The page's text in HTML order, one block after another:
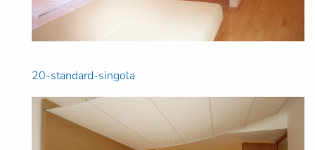
20-standard-singola